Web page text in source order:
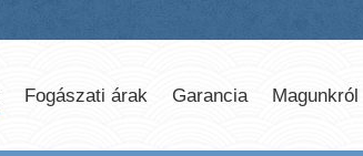
Fogászati árak Garancia Magunkról